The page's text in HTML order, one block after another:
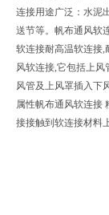
连接用途广泛：水泥
送节等。帆布通风软
软连接耐高温软连接,
风软连接,它包括上
风管及上风罩插入下
属性帆布通风软连接
接接触到软连接材料